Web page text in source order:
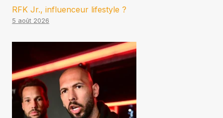
RFK Jr., influenceur lifestyle ?
5 août 2026